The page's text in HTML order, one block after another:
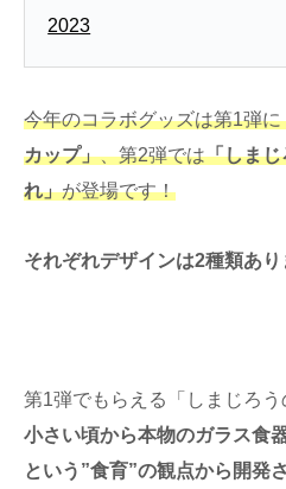
2023
今年のコラボグッズは第1弾に
カップ」、第2弾では「しまじ
れ」が登場です！
それぞれデザインは2種類あり
第1弾でもらえる「しまじろう
小さい頃から本物のガラス食
という”食育”の観点から開発